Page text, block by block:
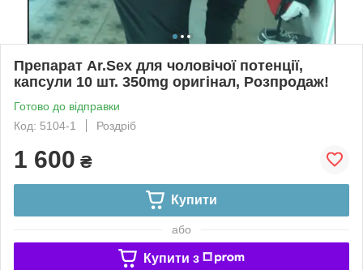
Препарат Ar.Sex для чоловічої потенції,
капсули 10 шт. 350mg оригінал, Розпродаж!
Готово до відправки
Код: 5104-1
Роздріб
1 600 ₴
Купити
або
Купити з